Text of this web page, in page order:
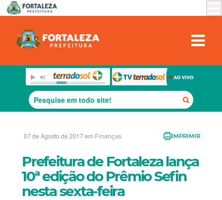
07 de Agosto de 2017 em Finanças IMPRIMIR
Prefeitura de Fortaleza lança
10ª edição do Prêmio Sefin
nesta sexta-feira